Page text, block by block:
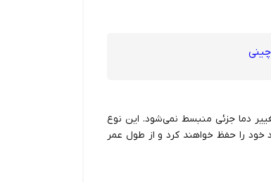
دما جزئی منبسط نمی‌شود. این نوع
خود را حفظ خواهند کرد و از طول عمر